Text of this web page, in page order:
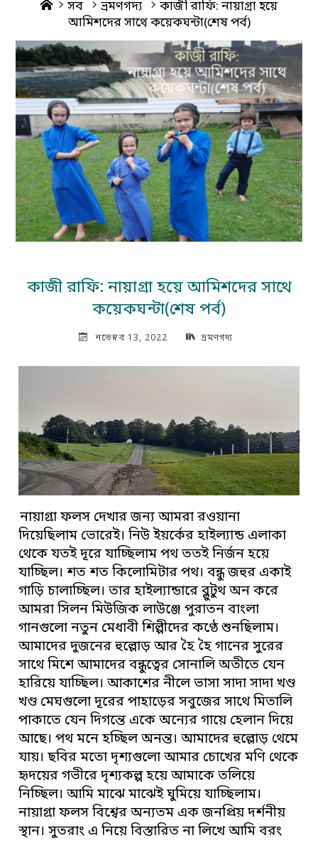
Home
সব ভ্রমণগদ্য
কাজী রাফি: নায়াগ্রা হয়ে
আমিশদের সাথে কয়েকঘন্টা(শেষ পর্ব)
কাজী রাফি: নায়াগ্রা হয়ে আমিশদের সাথে
কয়েকঘন্টা(শেষ পর্ব)
নভেম্বর 13, 2022 ভ্রমণগদ্য
নায়াগ্রা ফলস দেখার জন্য আমরা রওয়ানা
দিয়েছিলাম ভোরেই। নিউ ইয়র্কের হাইল্যান্ড এলাকা
থেকে যতই দূরে যাচ্ছিলাম পথ ততই নির্জন হয়ে
যাচ্ছিল। শত শত কিলোমিটার পথ। বন্ধু জহুর একাই
গাড়ি চালাচ্ছিল। তার হাইল্যান্ডারে ব্লুটুথ অন করে
আমরা সিলন মিউজিক লাউঞ্জে পুরাতন বাংলা
গানগুলো নতুন মেধাবী শিল্পীদের কণ্ঠে শুনছিলাম।
আমাদের দুজনের হুল্লোড় আর হৈ হৈ গানের সুরের
সাথে মিশে আমাদের বন্ধুত্বের সোনালি অতীতে যেন
হারিয়ে যাচ্ছিল। আকাশের নীলে ভাসা সাদা সাদা খণ্ড
খণ্ড মেঘগুলো দূরের পাহাড়ের সবুজের সাথে মিতালি
পাকাতে যেন দিগন্তে একে অন্যের গায়ে হেলান দিয়ে
আছে। পথ মনে হচ্ছিল অনন্ত। আমাদের হুল্লোড় থেমে
যায়। ছবির মতো দৃশ্যগুলো আমার চোখের মণি থেকে
হৃদয়ের গভীরে দৃশ্যকল্প হয়ে আমাকে তলিয়ে
নিচ্ছিল। আমি মাঝে মাঝেই ঘুমিয়ে যাচ্ছিলাম।
নায়াগ্রা ফলস বিশ্বের অন্যতম এক জনপ্রিয় দর্শনীয়
স্থান। সুতরাং এ নিয়ে বিস্তারিত না লিখে আমি বরং